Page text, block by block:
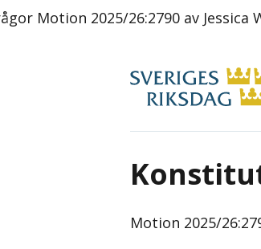
Motion 2025/26:2790 av Jessica
Motion 2025/